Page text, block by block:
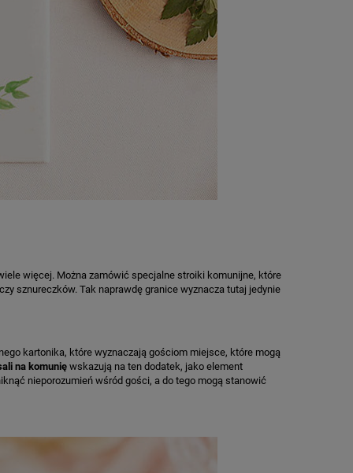
więcej. Można zamówić specjalne stroiki komunijne, które
sznureczków. Tak naprawdę granice wyznacza tutaj jedynie
kartonika, które wyznaczają gościom miejsce, które mogą
na komunię wskazują na ten dodatek, jako element
nieporozumień wśród gości, a do tego mogą stanowić